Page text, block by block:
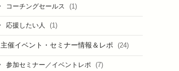
コーチングセールス (1)
応援したい人 (1)
主催イベント・セミナー情報＆レポ (24)
参加セミナー／イベントレポ (7)